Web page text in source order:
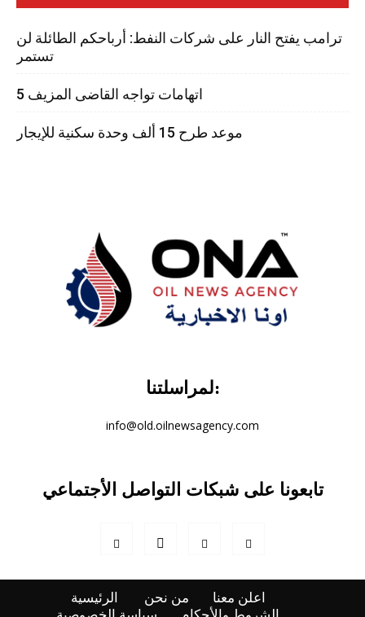
ترامب يفتح النار على شركات النفط: أرباحكم الطائلة لن
تستمر
5 اتهامات تواجه القاضى المزيف
موعد طرح 15 ألف وحدة سكنية للإيجار
لمراسلتنا:
info@old.oilnewsagency.com
تابعونا على شبكات التواصل الأجتماعي
الرئيسية من نحن
اعلن معنا